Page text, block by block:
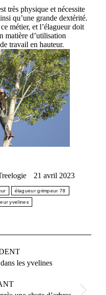
très physique et nécessite
qu’une grande dextérité.
métier, et l’élagueur doit
matière d’utilisation
travail en hauteur.
21 avril 2023
élagueur grimpeur 78
yvelines
les yvelines